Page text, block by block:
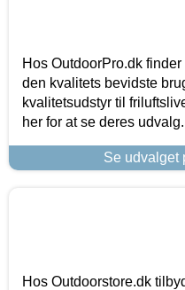
Hos OutdoorPro.dk
den kvalitets bevidste
kvalitetsudstyr til
her for at se deres udvalg.
Se udvalget
Hos Outdoorstore.dk